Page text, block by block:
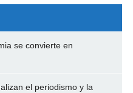
se convierte en
el periodismo y la